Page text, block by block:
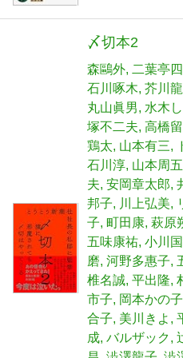
〆切本2
森鷗外 二葉亭
石川啄木 芥川
丸山眞男
水木
塚不二夫 高橋
鶏太 山本有三
石川淳 山本周
夫 安岡章太郎
邦子
川上弘美
子 町田康 萩原
五味康祐 小川
磨 河野多惠子
椎名誠 平出隆
市子
岡本かの子
合子 美川きよ
成 バルザック